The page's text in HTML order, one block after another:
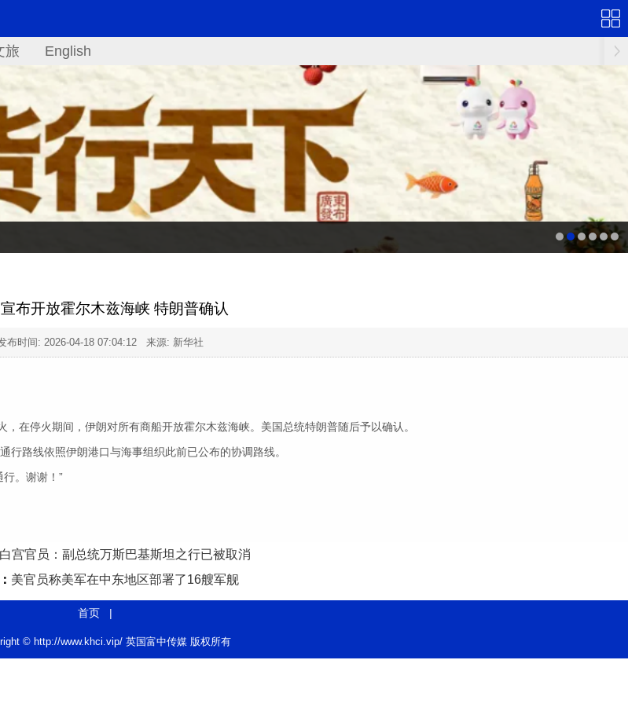
旅 English
布开放霍尔木兹海峡 特朗普确认
布时间: 2026-04-18 07:04:12来源: 新华社
停火期间，伊朗对所有商船开放霍尔木兹海峡。美国总统特朗普随后予以确认。
路线依照伊朗港口与海事组织此前已公布的协调路线。
。谢谢！”
白宫官员：副总统万斯巴基斯坦之行已被取消
美官员称美军在中东地区部署了16艘军舰
首页 |
© http://www.khci.vip/ 英国富中传媒 版权所有